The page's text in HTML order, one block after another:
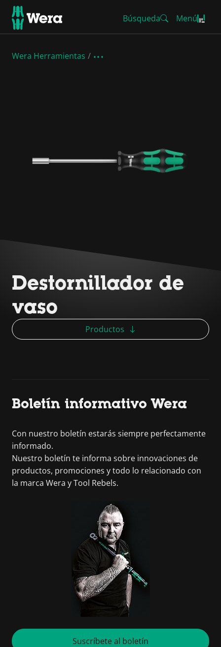
Búsqueda Menú
Wera Herramientas
Destornillador de
vaso
Productos
Boletín informativo Wera
Con nuestro boletín estarás siempre perfectamente
informado.
Nuestro boletín te informa sobre innovaciones de
productos, promociones y todo lo relacionado con
la marca Wera y Tool Rebels.
Suscríbete al boletín